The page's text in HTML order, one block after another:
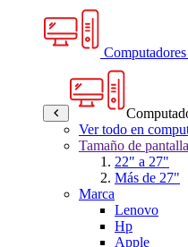
Ver todo en
Tamaño de pantalla
22" a 27"
Más de 27"
Marca
Lenovo
Hp
Apple